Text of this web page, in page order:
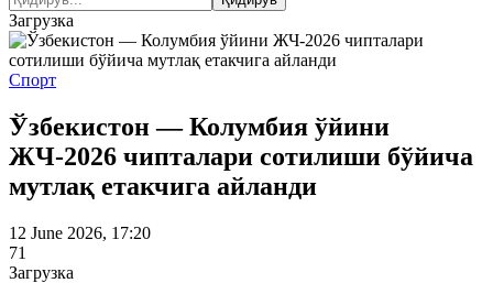
Загрузка
Спорт
Ўзбекистон — Колумбия ўйини
ЖЧ-2026 чипталари сотилиши бўйича
мутлақ етакчига айланди
12 June 2026, 17:20
71
Загрузка